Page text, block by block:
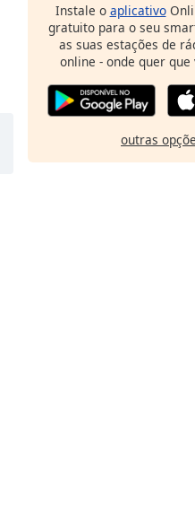
Instale o aplicativo
gratuito para o seu
as suas estações de
online - onde quer que
outras